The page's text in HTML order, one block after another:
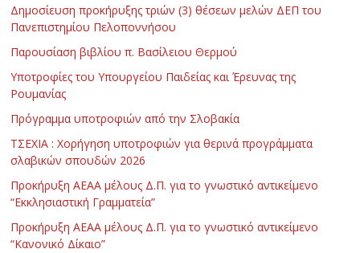
Δημοσίευση προκήρυξης τριών (3) θέσεων μελών ΔΕΠ του
Πανεπιστημίου Πελοποννήσου
Παρουσίαση βιβλίου π. Βασίλειου Θερμού
Υποτροφίες του Υπουργείου Παιδείας και Έρευνας της
Ρουμανίας
Πρόγραμμα υποτροφιών από την Σλοβακία
ΤΣΕΧΙΑ : Χορήγηση υποτροφιών για θερινά προγράμματα
σλαβικών σπουδών 2026
Προκήρυξη ΑΕΑΑ μέλους Δ.Π. για το γνωστικό αντικείμενο
“Εκκλησιαστική Γραμματεία”
Προκήρυξη ΑΕΑΑ μέλους Δ.Π. για το γνωστικό αντικείμενο
“Κανονικό Δίκαιο”